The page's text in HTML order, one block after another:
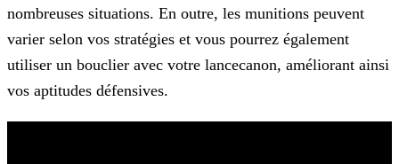
nombreuses situations. En outre, les munitions peuvent
varier selon vos stratégies et vous pourrez également
utiliser un bouclier avec votre lancecanon, améliorant ainsi
vos aptitudes défensives.